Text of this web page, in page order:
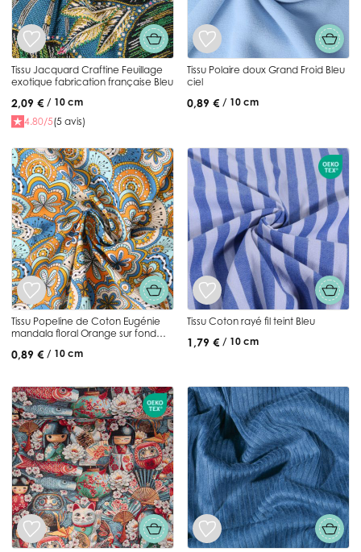
Tissu Jacquard Craftine Feuillage
exotique fabrication française Bleu
2,09 € / 10 cm
4.80/5(5 avis)
Tissu Polaire doux Grand Froid Bleu
ciel
0,89 € / 10 cm
Tissu Popeline de Coton Eugénie
mandala floral Orange sur fond
0,89 € / 10 cm
Tissu Coton rayé fil teint Bleu
1,79 € / 10 cm